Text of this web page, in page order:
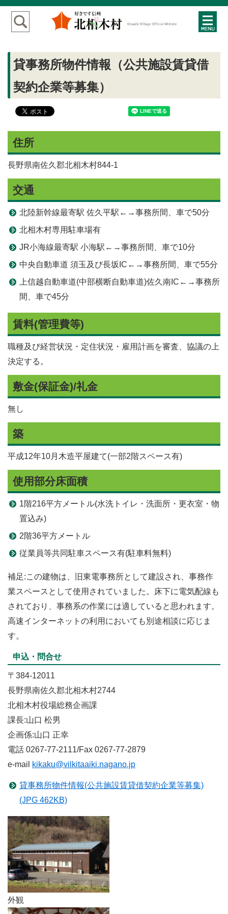
貸事務所物件情報（公共施設賃貸借
契約企業等募集）
住所
長野県南佐久郡北相木村844-1
交通
北陸新幹線最寄駅 佐久平駅←→事務所間、車で50分
北相木村専用駐車場有
JR小海線最寄駅 小海駅←→事務所間、車で10分
中央自動車道 須玉及び長坂IC←→事務所間、車で55分
上信越自動車道(中部横断自動車道)佐久南IC←→事務所
間、車で45分
賃料(管理費等)
職種及び経営状況・定住状況・雇用計画を審査、協議の上
決定する。
敷金(保証金)/礼金
無し
築
平成12年10月木造平屋建て(一部2階スペース有)
使用部分床面積
1階216平方メートル(水洗トイレ・洗面所・更衣室・物
置込み)
2階36平方メートル
従業員等共同駐車スペース有(駐車料無料)
補足:この建物は、旧東電事務所として建設され、事務作
業スペースとして使用されていました。床下に電気配線も
されており、事務系の作業には適していると思われます。
高速インターネットの利用においても別途相談に応じま
す。
申込・問合せ
〒384-12011
長野県南佐久郡北相木村2744
北相木村役場総務企画課
課長:山口 松男
企画係:山口 正幸
電話 0267-77-2111/Fax 0267-77-2879
e-mail
kikaku@vilkitaaiki.nagano.jp
貸事務所物件情報(公共施設賃貸借契約企業等募集)
(JPG 462KB)
外観